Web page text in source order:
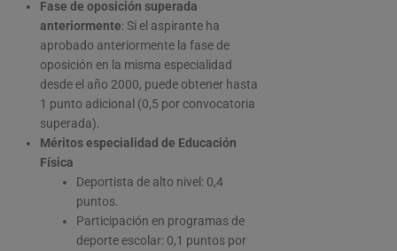
Fase de oposición superada
anteriormente: Si el aspirante ha
aprobado anteriormente la fase de
oposición en la misma especialidad
desde el año 2000, puede obtener hasta
1 punto adicional (0,5 por convocatoria
superada).
Méritos especialidad de Educación
Física
Deportista de alto nivel: 0,4
puntos.
Participación en programas de
deporte escolar: 0,1 puntos por